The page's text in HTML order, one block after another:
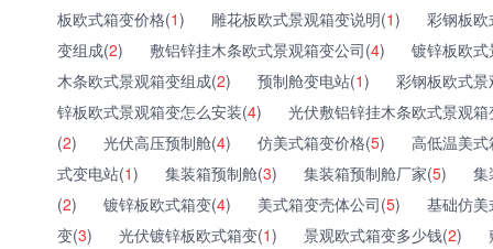
板欧式箱变价格(1) 雕花板欧式景观箱变说明(1)
彩钢板
变组成(2) 敷铝锌挂木条欧式景观箱变公司(4)
镀锌板欧
木条欧式景观箱变组成(2) 预制舱变电站(1)
彩钢板欧式
锌板欧式景观箱变怎么安装(4)
光伏敷铝锌挂木条欧式景观箱
(2) 光伏高压预制舱(4) 仿美式箱变价格(5)
高低温美
式变电站(1) 集装箱预制舱(3) 集装箱预制舱厂家(5)
集
(2) 镀锌板欧式箱变(4) 美式箱变壳体公司(5)
基础仿
变(3) 光伏镀锌板欧式箱变(1) 景观欧式箱变多少钱(2)